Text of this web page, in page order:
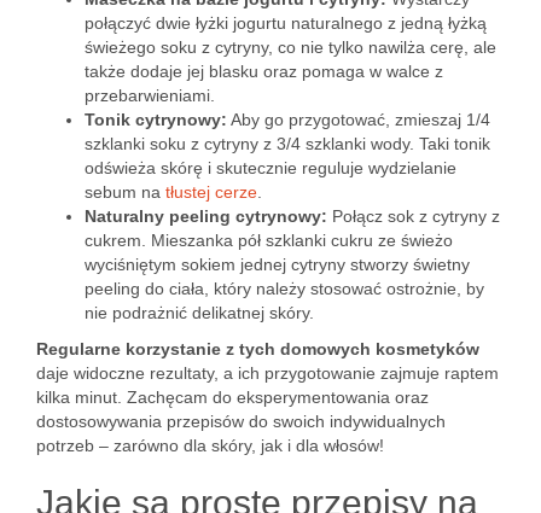
połączyć dwie łyżki jogurtu naturalnego z jedną łyżką
świeżego soku z cytryny, co nie tylko nawilża cerę, ale
także dodaje jej blasku oraz pomaga w walce z
przebarwieniami.
Tonik cytrynowy: Aby go przygotować, zmieszaj 1/4
szklanki soku z cytryny z 3/4 szklanki wody. Taki tonik
odświeża skórę i skutecznie reguluje wydzielanie
sebum na tłustej cerze
Naturalny peeling cytrynowy: Połącz sok z cytryny z
cukrem. Mieszanka pół szklanki cukru ze świeżo
wyciśniętym sokiem jednej cytryny stworzy świetny
peeling do ciała, który należy stosować ostrożnie, by
nie podrażnić delikatnej skóry.
Regularne korzystanie z tych domowych kosmetyków
daje widoczne rezultaty, a ich przygotowanie zajmuje raptem
kilka minut. Zachęcam do eksperymentowania oraz
dostosowywania przepisów do swoich indywidualnych
potrzeb – zarówno dla skóry, jak i dla włosów!
Jakie są proste przepisy na